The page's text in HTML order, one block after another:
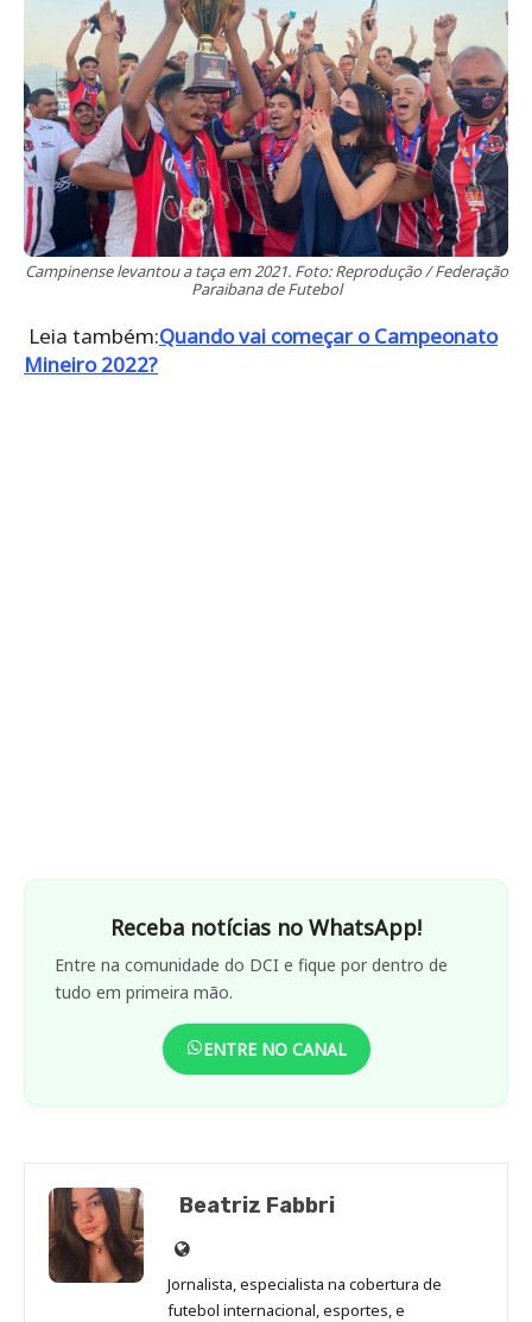
Campinense levantou a taça em 2021. Foto: Reprodução / Federação
Paraibana de Futebol
Leia também:Quando vai começar o Campeonato
Mineiro 2022?
Receba notícias no WhatsApp!
Entre na comunidade do DCI e fique por dentro de
tudo em primeira mão.
ENTRE NO CANAL
Beatriz Fabbri
Site
de
Beatriz
Jornalista, especialista na cobertura de
futebol internacional, esportes, e